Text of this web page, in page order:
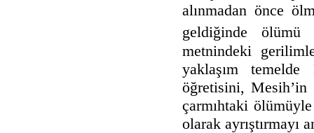
alınmadan önce
geldiğinde ölümü
metnindeki
yaklaşım
öğretisini, Mesih’in
çarmıhtaki
olarak ayrıştırmayı